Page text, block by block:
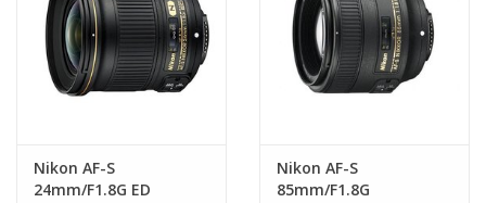
Nikon AF-S
24mm/F1.8G ED
Nikon AF-S
85mm/F1.8G